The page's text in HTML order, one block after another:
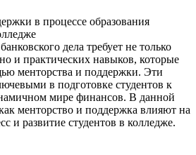
в процессе образования
дела требует не только
и практических навыков, которые
менторства и поддержки. Эти
в подготовке студентов к
мире финансов. В данной
менторство и поддержка влияют на
и развитие студентов в колледже.